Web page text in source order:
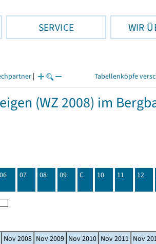
SERVICE WIR
| Tabellenköpfe
(WZ 2008) im
06 07 08 09 C 10 11 12
Nov 2008 Nov 2009 Nov 2010 Nov 2011 Nov